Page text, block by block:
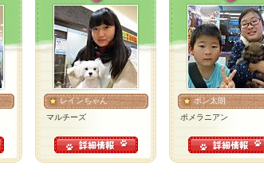
レインちゃん
マルチーズ
ポン太朗
ポメラニアン